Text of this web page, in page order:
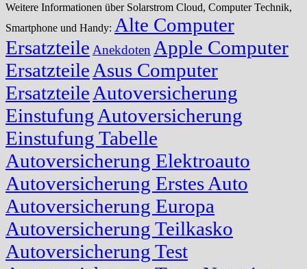
Weitere Informationen über Solarstrom Cloud, Computer Technik,
Smartphone und Handy: Alte Computer
Ersatzteile Anekdoten Apple Computer
Ersatzteile Asus Computer
Ersatzteile Autoversicherung
Einstufung Autoversicherung
Einstufung Tabelle
Autoversicherung Elektroauto
Autoversicherung Erstes Auto
Autoversicherung Europa
Autoversicherung Teilkasko
Autoversicherung Test